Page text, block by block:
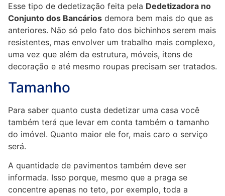
Esse tipo de dedetização feita pela Dedetizadora no
Conjunto dos Bancários demora bem mais do que as
anteriores. Não só pelo fato dos bichinhos serem mais
resistentes, mas envolver um trabalho mais complexo,
uma vez que além da estrutura, móveis, itens de
decoração e até mesmo roupas precisam ser tratados.
Tamanho
Para saber quanto custa dedetizar uma casa você
também terá que levar em conta também o tamanho
do imóvel. Quanto maior ele for, mais caro o serviço
será.
A quantidade de pavimentos também deve ser
informada. Isso porque, mesmo que a praga se
concentre apenas no teto, por exemplo, toda a